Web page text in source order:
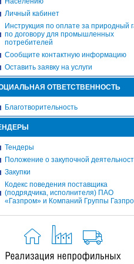
Личный кабинет
Инструкция по оплате за природный
по договору для промышленных
потребителей
Сообщите контактную информацию
Оставить заявку на услуги
ОТВЕТСТВЕННОСТЬ
Благотворительность
Тендеры
Положение о закупочной
Закупки
Кодекс поведения поставщика
(подрядчика, исполнителя) ПАО
«Газпром» и Компаний Группы